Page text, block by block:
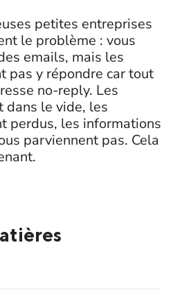
petites entreprises
le problème : vous
emails, mais les
pas y répondre car tout
no-reply. Les
dans le vide, les
perdus, les informations
parviennent pas. Cela